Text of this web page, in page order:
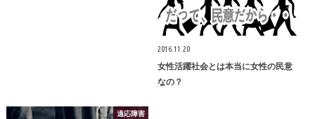
2016.11.20
女性活躍社会とは本当に女性の民意
なの？
適応障害